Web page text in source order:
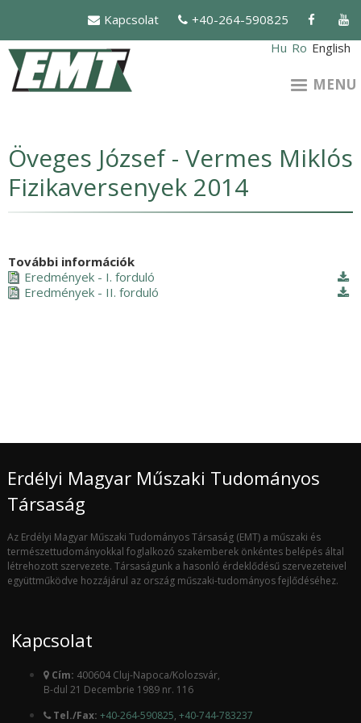
main
content
Kapcsolat
+40-264-590825
Hu Ro English
MENU
Öveges József - Vermes Miklós
Fizikaversenyek 2014
További információk
Eredmények - I. forduló
Eredmények - II. forduló
Erdélyi Magyar Műszaki Tudományos
Társaság
Az Erdélyi Magyar Műszaki Tudományos Társaság (EMT) a műszaki és
természettudományokkal foglalkozó szakemberek önkéntes belépés által
létrehozott szervezete. Társaságunk a hasonló érdeklődésű szervezeteivel
együttműködve hozzájárul az ország műszaki-tudományos fejlődéséhez.
Kapcsolat
Cím: 400604 Cluj-Napoca/Kolozsvár,
B-dul 21 Decembrie 1989 nr. 116
Tel./Fax: +40-264-590825, +40-744-783237